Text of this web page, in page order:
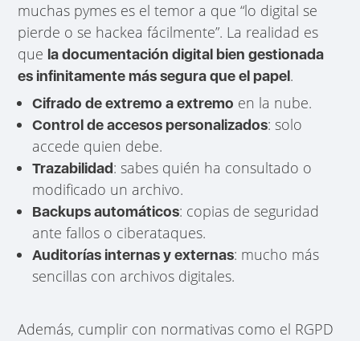
muchas pymes es el temor a que “lo digital se
pierde o se hackea fácilmente”. La realidad es
que la documentación digital bien gestionada
es infinitamente más segura que el papel.
Cifrado de extremo a extremo en la nube.
Control de accesos personalizados: solo
accede quien debe.
Trazabilidad: sabes quién ha consultado o
modificado un archivo.
Backups automáticos: copias de seguridad
ante fallos o ciberataques.
Auditorías internas y externas: mucho más
sencillas con archivos digitales.
Además, cumplir con normativas como el RGPD